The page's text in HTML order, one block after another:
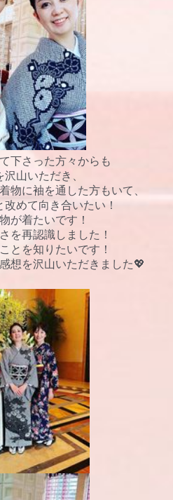
下さった方々からも
山いただき、
物に袖を通した方もいて、
めて向き合いたい！
が着たいです！
を再認識しました！
とを知りたいです！
想を沢山いただきました💖